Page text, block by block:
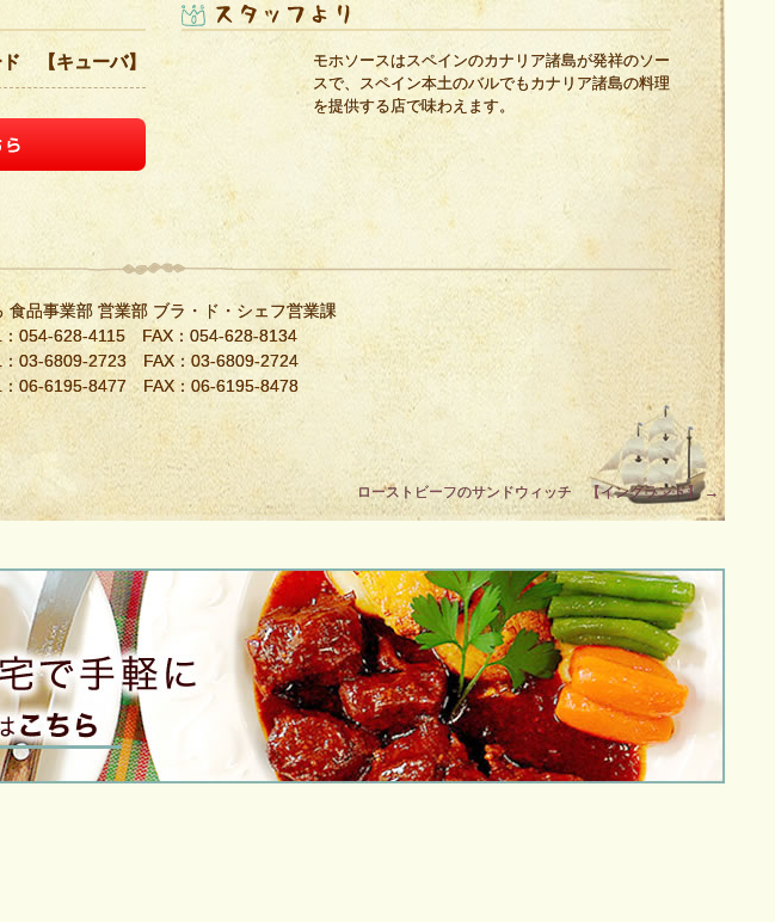
【キューバ】
モホソースはスペインのカナリア諸島が発祥のソー
スで、スペイン本土のバルでもカナリア諸島の料理
を提供する店で味わえます。
食品事業部 営業部 ブラ・ド・シェフ営業課
054-628-4115 FAX：054-628-8134
03-6809-2723FAX：03-6809-2724
06-6195-8477 FAX：06-6195-8478
ローストビーフのサンドウィッチ 【イングランド】→